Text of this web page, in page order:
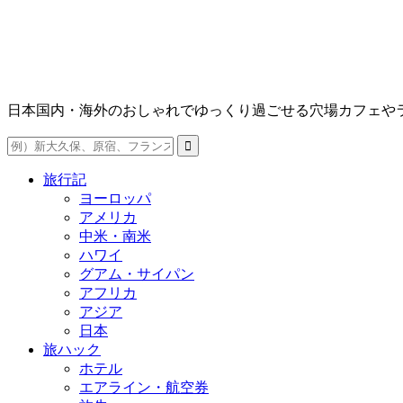
日本国内・海外のおしゃれでゆっくり過ごせる穴場カフェや
旅行記
ヨーロッパ
アメリカ
中米・南米
ハワイ
グアム・サイパン
アフリカ
アジア
日本
旅ハック
ホテル
エアライン・航空券